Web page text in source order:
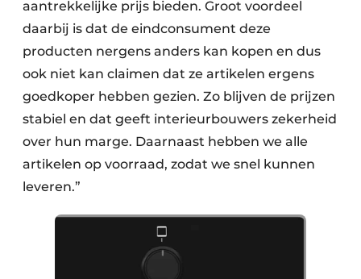
aantrekkelijke prijs bieden. Groot voordeel
daarbij is dat de eindconsument deze
producten nergens anders kan kopen en dus
ook niet kan claimen dat ze artikelen ergens
goedkoper hebben gezien. Zo blijven de prijzen
stabiel en dat geeft interieurbouwers zekerheid
over hun marge. Daarnaast hebben we alle
artikelen op voorraad, zodat we snel kunnen
leveren.”